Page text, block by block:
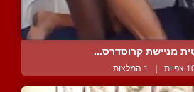
מניישת קרוסדרס...
| 1 המלצות